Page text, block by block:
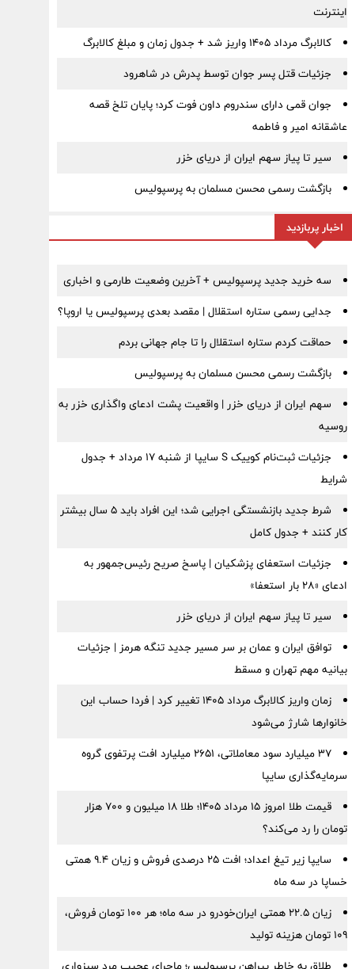
اینترنت
کالابرگ مرداد ۱۴۰۵ واریز شد + جدول زمان و مبلغ کالابرگ
جزئیات قتل پسر جوان توسط پدرش در شاهرود
جوان قمی دارای سندروم داون فوت کرد؛ پایان تلخ قصه
عاشقانه امیر و فاطمه
سیر تا پیاز سهم ایران از دریای خزر
بازگشت رسمی محسن مسلمان به پرسپولیس
اخبار پربازدید
سه خرید جدید پرسپولیس + آخرین وضعیت طارمی و اخباری
جدایی رسمی ستاره استقلال | مقصد بعدی پرسپولیس یا اروپا؟
حماقت کردم ستاره استقلال را تا جام جهانی بردم
بازگشت رسمی محسن مسلمان به پرسپولیس
سهم ایران از دریای خزر | واقعیت پشت ادعای واگذاری خزر به
روسیه
جزئیات ثبت‌نام کوییک S سایپا از شنبه ۱۷ مرداد + جدول
شرایط
شرط جدید بازنشستگی اجرایی شد؛ این افراد باید ۵ سال بیشتر
کار کنند + جدول کامل
جزئیات استعفای پزشکیان | پاسخ صریح رئیس‌جمهور به
ادعای «۲۸ بار استعفا»
سیر تا پیاز سهم ایران از دریای خزر
توافق ایران و عمان بر سر مسیر جدید تنگه هرمز | جزئیات
بیانیه مهم تهران و مسقط
زمان واریز کالابرگ مرداد ۱۴۰۵ تغییر کرد | فردا حساب این
خانوارها شارژ می‌شود
۳۷ میلیارد سود معاملاتی، ۲۶۵۱ میلیارد افت پرتفوی گروه
سرمایه‌گذاری سایپا
قیمت طلا امروز ۱۵ مرداد ۱۴۰۵؛ طلا ۱۸ میلیون و ۷۰۰ هزار
تومان را رد می‌کند؟
سایپا زیر تیغ اعداد؛ افت ۲۵ درصدی فروش و زیان ۹.۴ همتی
خساپا در سه ماه
زیان ۲۲.۵ همتی ایران‌خودرو در سه ماه؛ هر ۱۰۰ تومان فروش،
۱۰۹ تومان هزینه تولید